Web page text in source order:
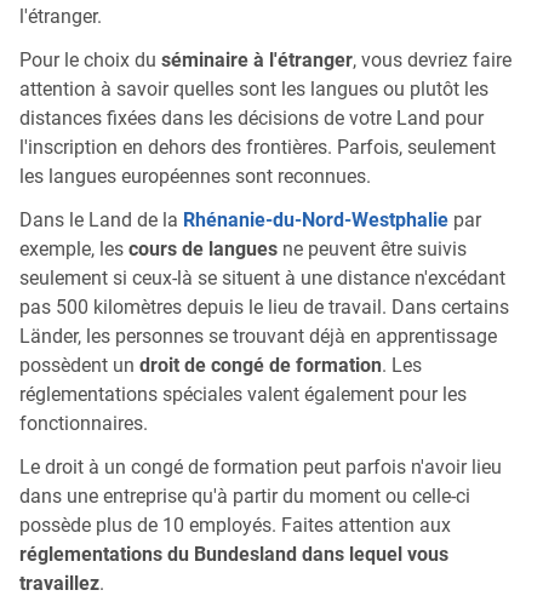
l'étranger.
Pour le choix du séminaire à l'étranger, vous devriez faire
attention à savoir quelles sont les langues ou plutôt les
distances fixées dans les décisions de votre Land pour
l'inscription en dehors des frontières. Parfois, seulement
les langues européennes sont reconnues.
Dans le Land de la Rhénanie-du-Nord-Westphalie par
exemple, les cours de langues ne peuvent être suivis
seulement si ceux-là se situent à une distance n'excédant
pas 500 kilomètres depuis le lieu de travail. Dans certains
Länder, les personnes se trouvant déjà en apprentissage
possèdent un droit de congé de formation. Les
réglementations spéciales valent également pour les
fonctionnaires.
Le droit à un congé de formation peut parfois n'avoir lieu
dans une entreprise qu'à partir du moment ou celle-ci
possède plus de 10 employés. Faites attention aux
réglementations du Bundesland dans lequel vous
travaillez.